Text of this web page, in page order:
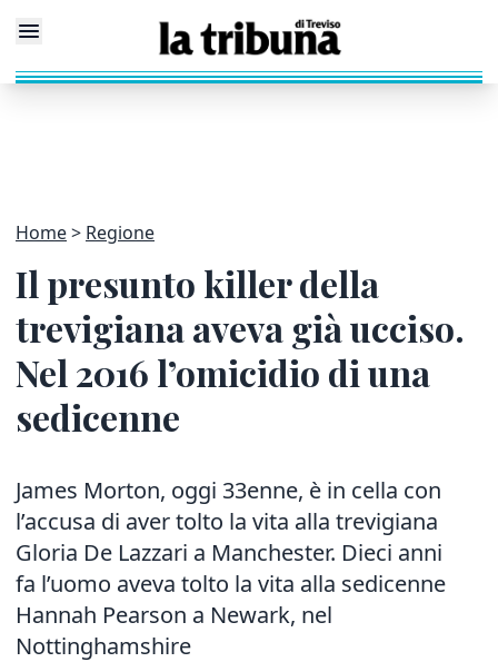
Home Regione
Il presunto killer della
trevigiana aveva già ucciso.
Nel 2016 l’omicidio di una
sedicenne
James Morton, oggi 33enne, è in cella con
l’accusa di aver tolto la vita alla trevigiana
Gloria De Lazzari a Manchester. Dieci anni
fa l’uomo aveva tolto la vita alla sedicenne
Hannah Pearson a Newark, nel
Nottinghamshire